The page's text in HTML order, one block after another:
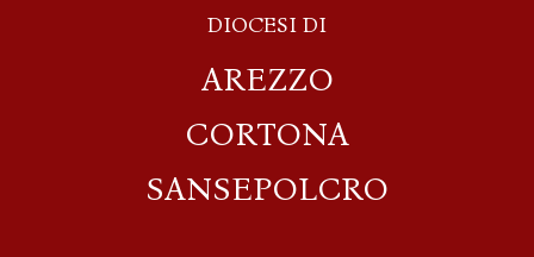
DIOCESI DI
AREZZO
CORTONA
SANSEPOLCRO